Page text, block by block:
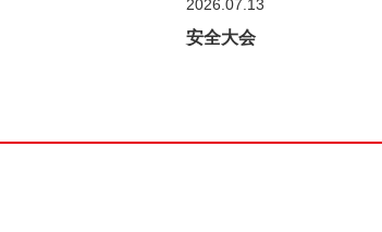
2026.07.13
安全大会